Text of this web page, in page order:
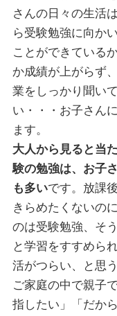
さんの日々の生活
ら受験勉強に向か
ことができている
か成績が上がらず
業をしっかり聞い
い・・・お子さん
ます。
大人から見ると当
験の勉強は、お子
も多いです。放課
きらめたくないの
のは受験勉強、そ
と学習をすすめら
活がつらい、と思
ご家庭の中で親子
指したい」「だか